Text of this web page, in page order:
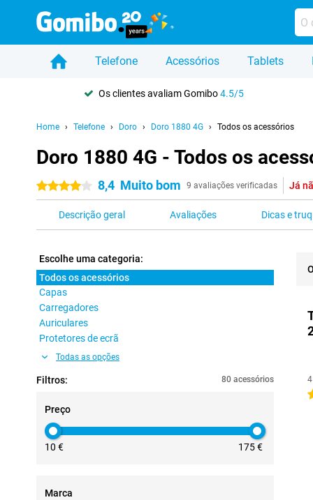
Telefone Acessórios Tablets
Os clientes avaliam Gomibo4.5/5
Home Telefone Doro Doro 1880 4G Todos os acessórios
Doro 1880 4G - Todos os
4 estrelas 8,4 Muito bom 9 avaliações verificadas Já
Descrição geral Avaliações Dicas e
Escolhe uma categoria:
Todos os acessórios
Capas
Carregadores
Auriculares
Protetores de ecrã
Todas as opções
Filtros: 80 acessórios
Preço
10 € 175 €
Marca